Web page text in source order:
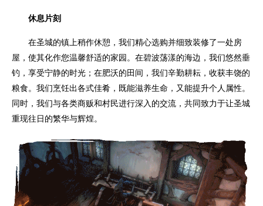
休息片刻
在圣城的镇上稍作休憩，我们精心选购并细致装修了一处房
屋，使其化作您温馨舒适的家园。在碧波荡漾的海边，我们悠然垂
钓，享受宁静的时光；在肥沃的田间，我们辛勤耕耘，收获丰饶的
粮食。我们烹饪出各式佳肴，既能滋养生命，又能提升个人属性。
同时，我们与各类商贩和村民进行深入的交流，共同致力于让圣城
重现往日的繁华与辉煌。